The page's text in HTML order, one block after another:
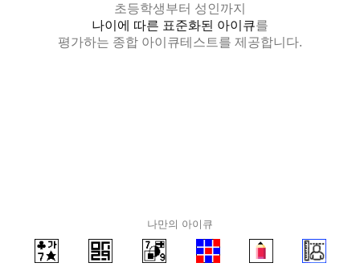
초등학생부터 성인까지
나이에 따른 표준화된 아이큐를
평가하는 종합 아이큐테스트를 제공합니다.
나만의 아이큐